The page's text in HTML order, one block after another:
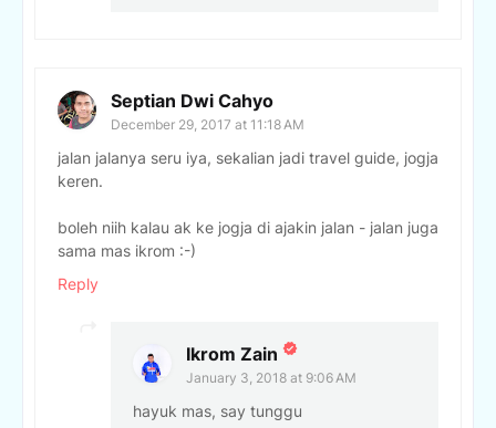
Septian Dwi Cahyo
December 29, 2017 at 11:18 AM
jalan jalanya seru iya, sekalian jadi travel guide, jogja
keren.
boleh niih kalau ak ke jogja di ajakin jalan - jalan juga
sama mas ikrom :-)
Reply
Ikrom Zain
January 3, 2018 at 9:06 AM
hayuk mas, say tunggu